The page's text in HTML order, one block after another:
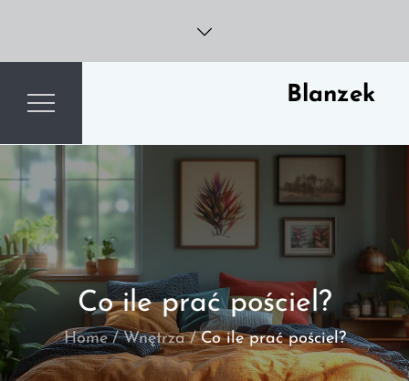
content
Blanzek
Co ile prać pościel?
Home Wnętrza Co ile prać pościel?